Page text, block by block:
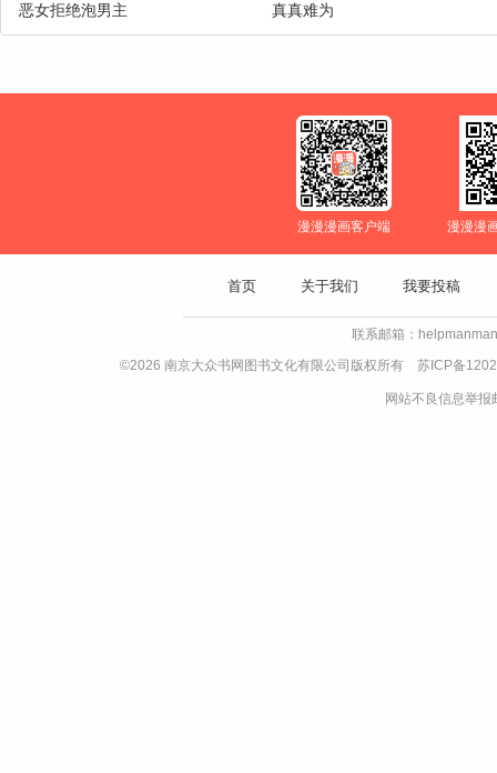
恶女拒绝泡男主 真真难为
漫漫漫画客户端 漫漫漫
首页 关于我们 我要投稿
联系邮箱：
©2026 南京大众书网图书文化有限公司版权所有 苏ICP备
网站不良信息举